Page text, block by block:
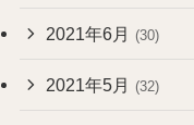
2021年6月 (30)
2021年5月 (32)